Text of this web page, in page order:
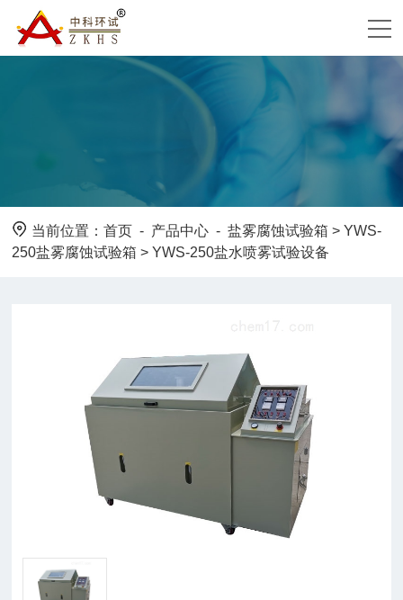
当前位置：首页 - 产品中心 -盐雾腐蚀试验箱 >YWS-
250盐雾腐蚀试验箱 > YWS-250盐水喷雾试验设备